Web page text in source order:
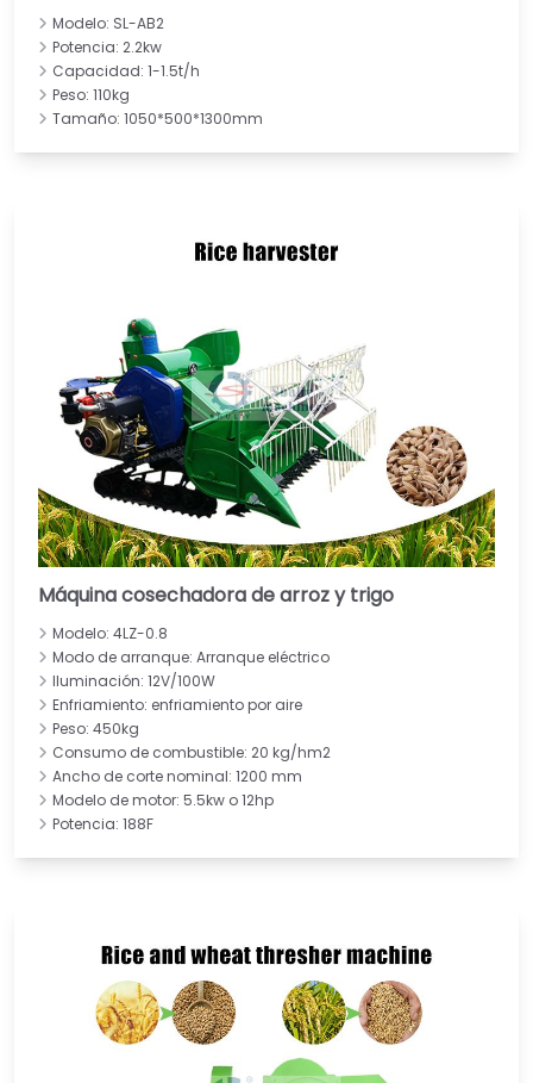
Modelo: SL-AB2
Potencia: 2.2kw
Capacidad: 1-1.5t/h
Peso: 110kg
Tamaño: 1050*500*1300mm
Máquina cosechadora de arroz y trigo
Modelo: 4LZ-0.8
Modo de arranque: Arranque eléctrico
Iluminación: 12V/100W
Enfriamiento: enfriamiento por aire
Peso: 450kg
Consumo de combustible: 20 kg/hm2
Ancho de corte nominal: 1200 mm
Modelo de motor: 5.5kw o 12hp
Potencia: 188F